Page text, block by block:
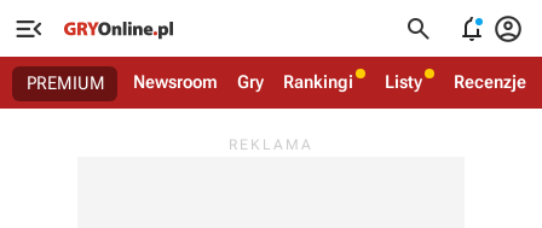
   
PREMIUM Newsroom Gry Rankingi Listy Recenzje